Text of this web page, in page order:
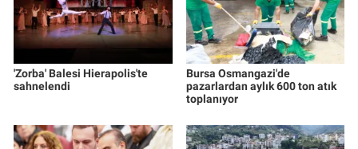
'Zorba' Balesi Hierapolis'te
sahnelendi
Bursa Osmangazi'de
pazarlardan aylık 600 ton atık
toplanıyor